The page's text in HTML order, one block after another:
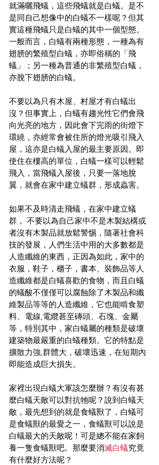
就滿曬飛蟻，這些飛蟻就是白蟻。是不
是同自己想像中的白蟻不一樣呢？但其
實這種飛蟻只是白蟻的其中一個型態。
一般而言，白蟻有兩種形態，一種為有
翅膀的繁殖型白蟻，亦即俗稱的「飛
蟻」；另一種為普通的非繁殖型白蟻，
亦脫下翅膀的白蟻。
不要以為只有木屋、村屋才有白蟻出
沒？但事實上，白蟻有趨光性它們會飛
向光亮的地方，因此會下完雨的街燈下
環繞，亦經常會被住所的燈光吸引飛入
屋，這亦是白蟻入屋的最主要原因。即
使住在樓高的單位，白蟻一樣可以輕鬆
飛入，當飛蟻入屋後，只要一落地脫
翼，就會在家中建立蟻群，形成蟲害。
如果不及時清走飛蟻，在家中建立蟻
群， 不要以為自己家中不是木製結構或
者沒有木製品就放鬆警惕，隨著社會科
技的發展，人們生活中用的大多數都是
人造纖維的東西，正因為如此，家中的
衣服，鞋子，櫃子，書本、裝飾品等人
造纖維都是白蟻喜歡的食物，而且白蟻
的蟻酸不僅僅可以腐蝕除了木製品和纖
維製品等等的人造纖維，它也能啃食塑
料、電線,電纜甚至磚頭、石塊、金屬
等，特別其中，家白蟻屬的種類是破壞
建築物最嚴重的白蟻種類。它的特點是
擴散力強,群體大，破壞迅速，在短期內
即能造成巨大損失。
家裡出現白蟻大軍該怎麼辦？有沒有甚
麼白蟻天敵可以對抗牠呢？說到白蟻天
敵，最先想到的就是食蟻獸了，白蟻可
是食蟻獸的最愛之一，食蟻獸可以說是
白蟻最大的天敵呢！可是總不能在家飼
養一隻食蟻獸吧。那麼要消滅白蟻究竟
有什麼好方法呢？